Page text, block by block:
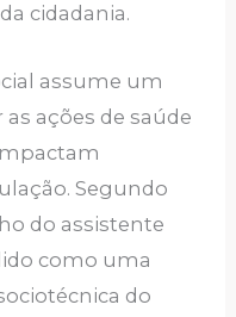
cidadania.
assume um
ações de saúde
Segundo
do assistente
como uma
do